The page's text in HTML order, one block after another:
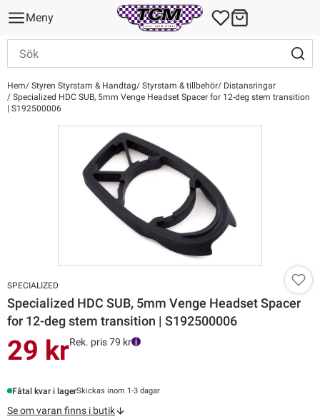
Meny
Hem Styren Styrstam & Handtag Styrstam & tillbehör
Distansringar
Specialized HDC SUB, 5mm Venge Headset Spacer for 12-deg stem transition
| S192500006
SPECIALIZED
Specialized HDC SUB, 5mm Venge Headset Spacer
for 12-deg stem transition | S192500006
29 krRek. pris 79 kr
Fåtal kvar i lagerSkickas inom 1-3 dagar
Se om varan finns i butik